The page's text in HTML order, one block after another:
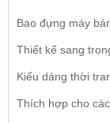
Bao đựng máy
Thiết kế sang
Kiểu dáng thời
Thích hợp cho